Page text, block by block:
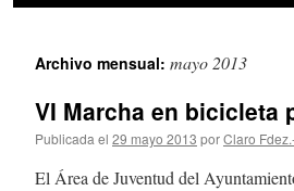
Archivo mensual: mayo 2013
VI Marcha en bicicleta
Publicada el 29 mayo 2013 porClaro
El Área de Juventud del